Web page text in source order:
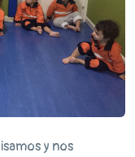
y nos